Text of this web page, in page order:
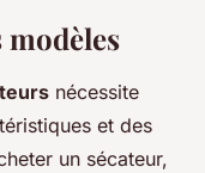
nécessite
et des
un sécateur,